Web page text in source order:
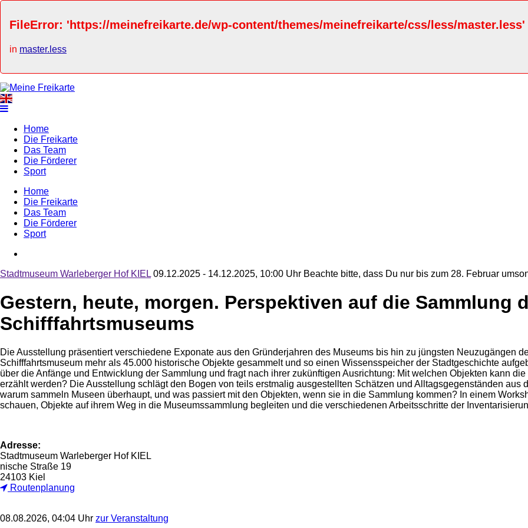
FileError: 'https://meinefreikarte.de/wp-content/themes/meinefreikarte/css/less/
in master.less
Home
Die Freikarte
Das Team
Die Förderer
Sport
Home
Die Freikarte
Das Team
Die Förderer
Sport
Stadtmuseum Warleberger Hof KIEL 09.12.2025 - 14.12.2025, 10:00 Uhr Beachte bitte, dass Du nur bis zum 28. Februar
Gestern, heute, morgen. Perspektiven auf die Sammlung
Schifffahrtsmuseums
Die Ausstellung präsentiert verschiedene Exponate aus den Gründerjahren des Museums bis hin zu jüngsten Neuzugängen
Schifffahrtsmuseum mehr als 45.000 historische Objekte gesammelt und so einen Wissensspeicher der Stadtgeschichte
über die Anfänge und Entwicklung der Sammlung und fragt nach ihrer zukünftigen Ausrichtung: Mit welchen Objekten kann
erzählt werden? Die Ausstellung schlägt den Bogen von teils erstmalig ausgestellten Schätzen und Alltagsgegenständen
warum sammeln Museen überhaupt, und was passiert mit den Objekten, wenn sie in die Sammlung kommen? In einem
schauen, Objekte auf ihrem Weg in die Museumssammlung begleiten und die verschiedenen Arbeitsschritte der
Adresse:
Stadtmuseum Warleberger Hof KIEL
nische Straße 19
24103 Kiel
Routenplanung
08.08.2026, 04:04 Uhr zur Veranstaltung